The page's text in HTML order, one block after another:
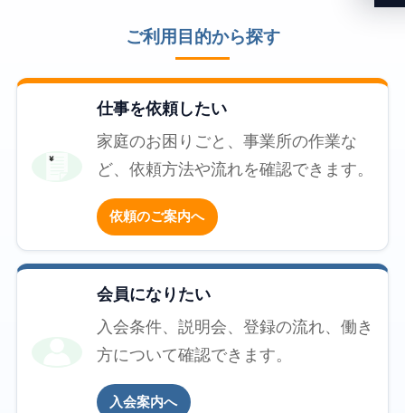
ご利用目的から探す
仕事を依頼したい
家庭のお困りごと、事業所の作業な
ど、依頼方法や流れを確認できます。
依頼のご案内へ
会員になりたい
入会条件、説明会、登録の流れ、働き
方について確認できます。
入会案内へ